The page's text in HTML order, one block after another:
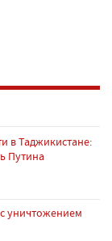
в Таджикистане:
Путина
уничтожением